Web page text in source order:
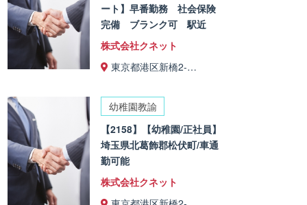
ート】早番勤務 社会保険
完備 ブランク可 駅近
株式会社クネット
東京都港区新橋2-…
幼稚園教諭
【2158】【幼稚園/正社員】
埼玉県北葛飾郡松伏町/車通
勤可能
株式会社クネット